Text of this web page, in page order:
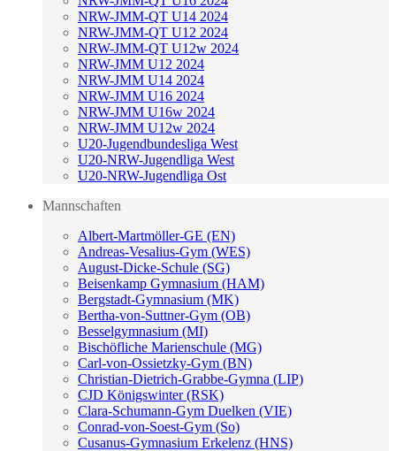
NRW-JMM-QT U14 2024
NRW-JMM-QT U12 2024
NRW-JMM-QT U12w 2024
NRW-JMM U12 2024
NRW-JMM U14 2024
NRW-JMM U16 2024
NRW-JMM U16w 2024
NRW-JMM U12w 2024
U20-Jugendbundesliga West
U20-NRW-Jugendliga West
U20-NRW-Jugendliga Ost
Mannschaften
Albert-Martmöller-GE (EN)
Andreas-Vesalius-Gym (WES)
August-Dicke-Schule (SG)
Beisenkamp Gymnasium (HAM)
Bergstadt-Gymnasium (MK)
Bertha-von-Suttner-Gym (OB)
Besselgymnasium (MI)
Bischöfliche Marienschule (MG)
Carl-von-Ossietzky-Gym (BN)
Christian-Dietrich-Grabbe-Gymna (LIP)
CJD Königswinter (RSK)
Clara-Schumann-Gym Duelken (VIE)
Conrad-von-Soest-Gym (So)
Cusanus-Gymnasium Erkelenz (HNS)